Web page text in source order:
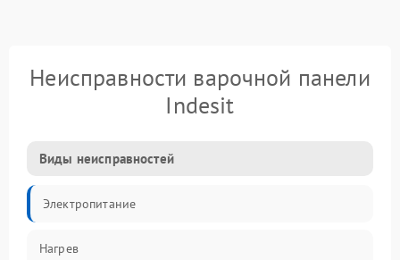
Неисправности варочной панели
Indesit
Виды неисправностей
Электропитание
Нагрев